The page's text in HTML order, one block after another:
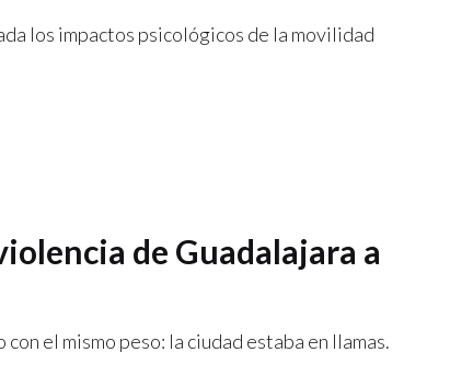
los impactos psicológicos de la movilidad
de Guadalajara a
el mismo peso: la ciudad estaba en llamas.